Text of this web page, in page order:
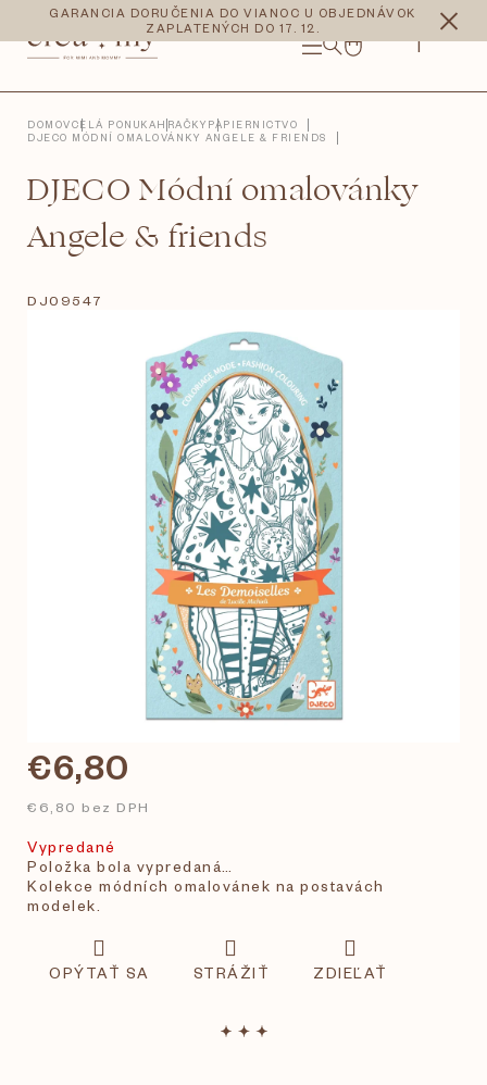
obsah
GARANCIA DORUČENIA DO VIANOC U OBJEDNÁVOK
ZAPLATENÝCH DO 17. 12.
NÁKUPNÝ
CZK EUR
DOMOVCELÁ PONUKAHRAČKY PAPIERNICTVO
DJECO MÓDNÍ OMALOVÁNKY ANGELE & FRIENDS
DJECO Módní omalovánky
Angele & friends
DJ09547
€6,80
€6,80 bez DPH
Vypredané
Položka bola vypredaná…
Kolekce módních omalovánek na postavách
modelek.
OPÝTAŤ SA STRÁŽIŤ ZDIEĽAŤ